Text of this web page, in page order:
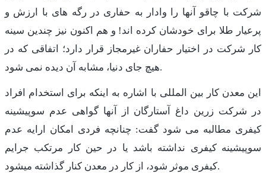
شرکت با چاقو آنها را وادار به حفاری در رگه های با ارزش و
پرعیار طلا برای خودشان کرده اند! و هم اکنون نیز چندین سینه
کار شرکت در اختیار حفاران غیرمجاز قرار دارد؛ اتفاقی که در
هیچ جای دنیا، مشابه آن دیده نمی شود.
این معدن کار بین المللی با اشاره به اینکه برای استخدام افراد
در شرکت زرین داغ آستارگان از آنها گواهی عدم سوپیشینه
کیفری مطالبه می شود گفت: چنانچه فردی امکان ارایه عدم
سوپیشینه کیفری نداشته باشد یا در حین کار مرتکب جرایم
کیفری موثر شود، از کار در معدن کنار گذاشته میشود.